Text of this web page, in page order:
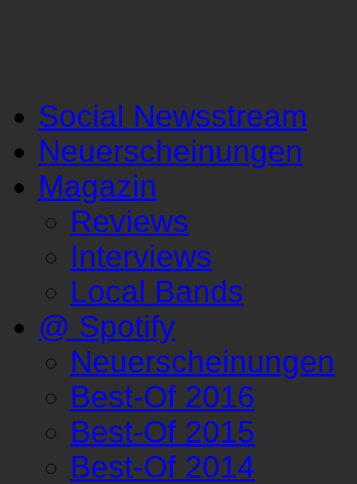
Social Newsstream
Neuerscheinungen
Magazin
Reviews
Interviews
Local Bands
@ Spotify
Neuerscheinungen
Best-Of 2016
Best-Of 2015
Best-Of 2014